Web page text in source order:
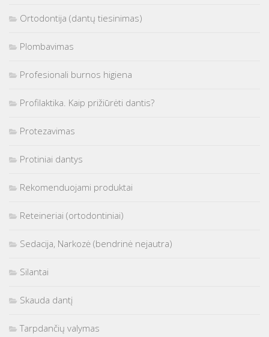
Ortodontija (dantų tiesinimas)
Plombavimas
Profesionali burnos higiena
Profilaktika. Kaip prižiūrėti dantis?
Protezavimas
Protiniai dantys
Rekomenduojami produktai
Reteineriai (ortodontiniai)
Sedacija, Narkozė (bendrinė nejautra)
Silantai
Skauda dantį
Tarpdančių valymas